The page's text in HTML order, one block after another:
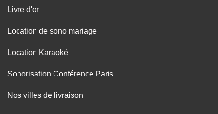
Livre d'or
Location de sono mariage
Location Karaoké
Sonorisation Conférence Paris
Nos villes de livraison